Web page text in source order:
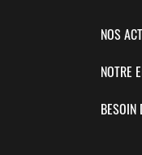
NOS
NOTRE
BESOIN